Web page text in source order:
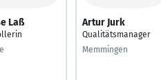
Laß Artur Jurk
Qualitätsmanager
Memmingen